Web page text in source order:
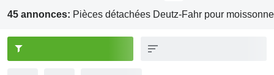
45 annonces: Pièces détachées Deutz-Fahr pour